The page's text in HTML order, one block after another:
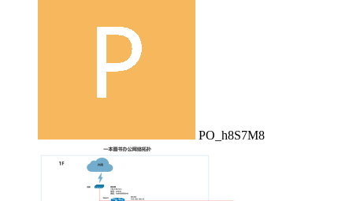
PO_h8S7M8